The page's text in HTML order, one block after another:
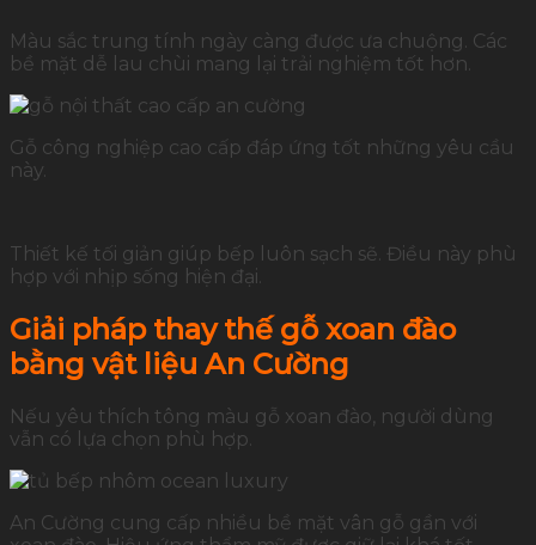
Màu sắc trung tính ngày càng được ưa chuộng. Các
bề mặt dễ lau chùi mang lại trải nghiệm tốt hơn.
Gỗ công nghiệp cao cấp đáp ứng tốt những yêu cầu
này.
Thiết kế tối giản giúp bếp luôn sạch sẽ. Điều này phù
hợp với nhịp sống hiện đại.
Giải pháp thay thế gỗ xoan đào
bằng vật liệu An Cường
Nếu yêu thích tông màu gỗ xoan đào, người dùng
vẫn có lựa chọn phù hợp.
An Cường cung cấp nhiều bề mặt vân gỗ gần với